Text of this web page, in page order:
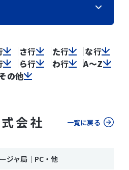
さ行 た行 な行
ら行 わ行
A～Z
の他
会社 一覧に戻る
ジャ局｜PC・他